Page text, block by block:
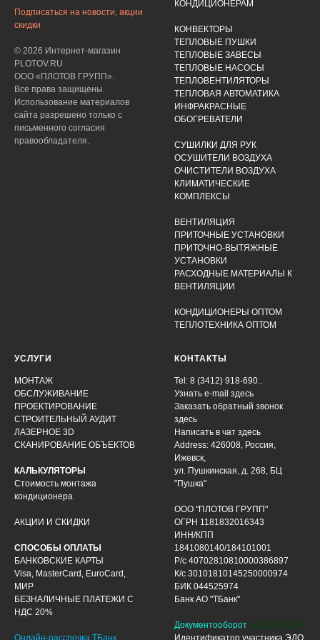
Подписаться на новости, акции
скидки
© 2026 Интернет-магазин
PLOTOV.RU
ООО «ПЛОТОВ ГРУПП».
Все права защищены.
Использование материалов
сайта разрешено только с
письменного согласия
правообладателя.
КОНДИЦИОНЕРАМ
КОНВЕКТОРЫ
ТЕПЛОВЫЕ ПУШКИ
ТЕПЛОВЫЕ ЗАВЕСЫ
ТЕПЛОВЫЕ НАСОСЫ
ТЕПЛОВЕНТИЛЯТОРЫ
ТЕПЛОВАЯ АВТОМАТИКА
ИНФРАКРАСНЫЕ
ОБОГРЕВАТЕЛИ
СУШИЛКИ ДЛЯ РУК
ОСУШИТЕЛИ ВОЗДУХА
ОЧИСТИТЕЛИ ВОЗДУХА
КЛИМАТИЧЕСКИЕ
КОМПЛЕКСЫ
ВЕНТИЛЯЦИЯ
ПРИТОЧНЫЕ УСТАНОВКИ
ПРИТОЧНО-ВЫТЯЖНЫЕ
УСТАНОВКИ
РАСХОДНЫЕ МАТЕРИАЛЫ К
ВЕНТИЛЯЦИИ
КОНДИЦИОНЕРЫ ОПТОМ
ТЕПЛОТЕХНИКА ОПТОМ
УСЛУГИ
МОНТАЖ
ОБСЛУЖИВАНИЕ
ПРОЕКТИРОВАНИЕ
СТРОИТЕЛЬНЫЙ АУДИТ
ЛАЗЕРНОЕ 3D
СКАНИРОВАНИЕ ОБЪЕКТОВ
КАЛЬКУЛЯТОРЫ
Стоимость монтажа
кондиционера
АКЦИИ И СКИДКИ
СПОСОБЫ ОПЛАТЫ
БАНКОВСКИЕ КАРТЫ
Visa, MasterCard, EuroCard,
МИР
БЕЗНАЛИЧНЫЕ ПЛАТЕЖИ С
НДС 20%
Онлайн-рассрочка ТБанк
КОНТАКТЫ
Tel: 8 (3412) 918-690..
Узнать e-mail здесь
Заказать обратный звонок
здесь
Написать в чат здесь
Address: 426008, Россия,
Ижевск,
ул. Пушкинская, д. 268, БЦ
"Пушка"
ООО "ПЛОТОВ ГРУПП"
ОГРН 1181832016343
ИНН/КПП
1841080140/184101001
Р/с 40702810810000386897
К/с 30101810145250000974
БИК 044525974
Банк АО "ТБанк"
Документооборот ЭДО ДИАДОК
Идентификатор участника ЭДО